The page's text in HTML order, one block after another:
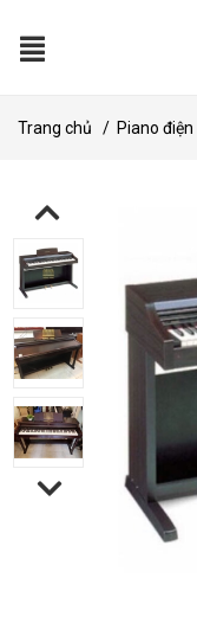
Trang chủ / Piano